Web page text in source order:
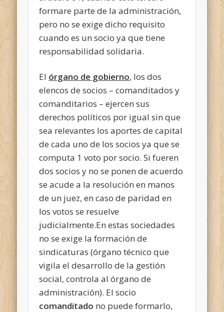
formare parte de la administración,
pero no se exige dicho requisito
cuando es un socio ya que tiene
responsabilidad solidaria.
El órgano de gobierno, los dos
elencos de socios – comanditados y
comanditarios – ejercen sus
derechos políticos por igual sin que
sea relevantes los aportes de capital
de cada uno de los socios ya que se
computa 1 voto por socio. Si fueren
dos socios y no se ponen de acuerdo
se acude a la resolución en manos
de un juez, en caso de paridad en
los votos se resuelve
judicialmente.En estas sociedades
no se exige la formación de
sindicaturas (órgano técnico que
vigila el desarrollo de la gestión
social, controla al órgano de
administración). El socio
comanditado no puede formarlo,